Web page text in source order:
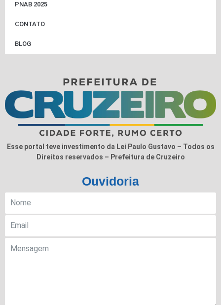
PNAB 2025
CONTATO
BLOG
Esse portal teve investimento da Lei Paulo Gustavo – Todos os
Direitos reservados – Prefeitura de Cruzeiro
Ouvidoria